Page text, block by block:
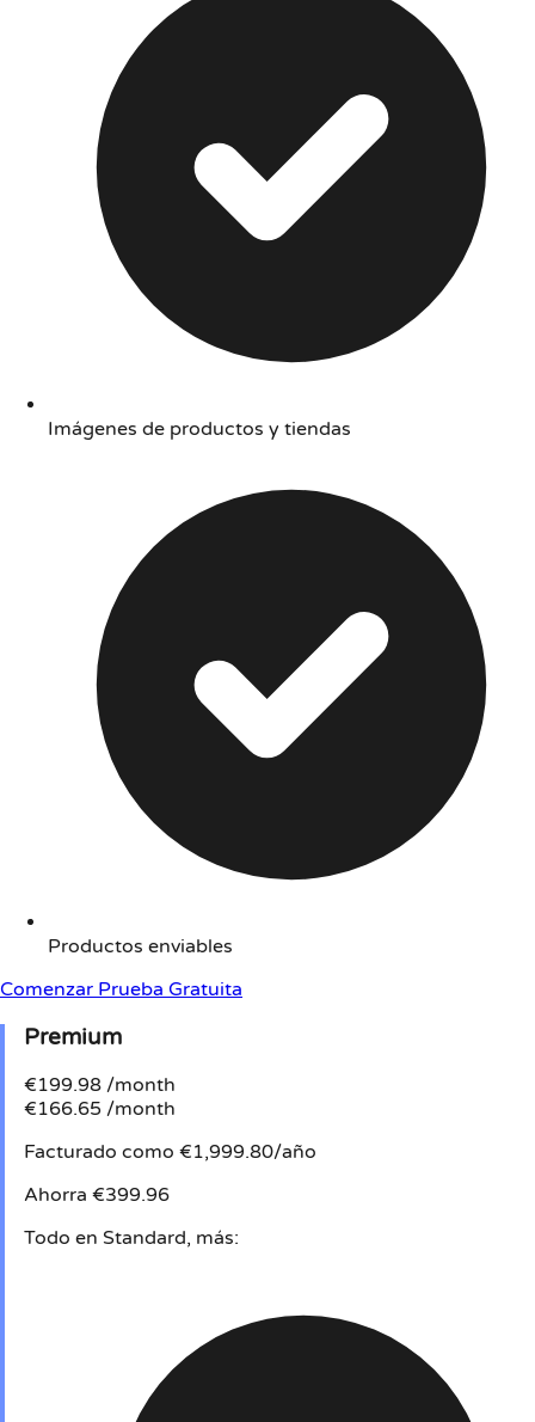
Imágenes de productos y tiendas
Productos enviables
Comenzar Prueba Gratuita
Premium
€199.98 /month
€166.65 /month
Facturado como €1,999.80/año
Ahorra €399.96
Todo en Standard, más: